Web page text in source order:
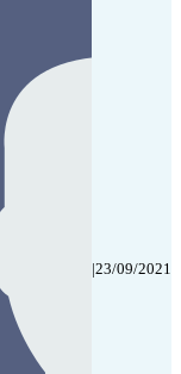
|23/09/2021